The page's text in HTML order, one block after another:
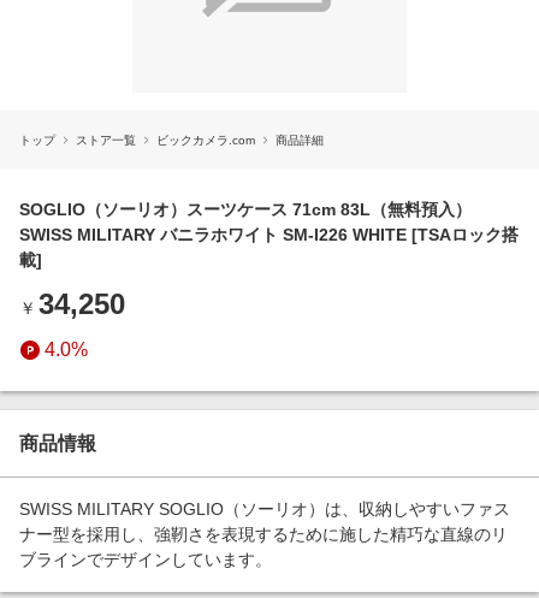
キッズ・ベビー用品
エンタメ
スポーツ・アウトドア・ゴルフ
インテリア・寝具
ペット・花・DIY・車
生活・お役立ち
金融・マネー・保険
ビジネス・その他サービス
電子書籍特集
楽天サービス特集
旅行特集
わくわく夏特集
とことん買い物チャレンジ
Apple公式サイト×楽天カード分割払い
Qoo10メガポ
週末の高還元 夏の長期版
トップ ストア一覧 ビックカメラ.com 商品詳細
SOGLIO（ソーリオ）スーツケース 71cm 83L（無料預入）
SWISS MILITARY バニラホワイト SM-I226 WHITE [TSAロック搭
載]
￥ 34,250
4.0%
商品情報
SWISS MILITARY SOGLIO（ソーリオ）は、収納しやすいファス
ナー型を採用し、強靭さを表現するために施した精巧な直線のリ
ブラインでデザインしています。